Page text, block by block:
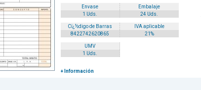
Envase
Embalaje
1 Uds.
24 Uds.
Cï¿½digo de Barras
IVA aplicable
8422742620865
21%
UMV
1 Uds.
+ Información